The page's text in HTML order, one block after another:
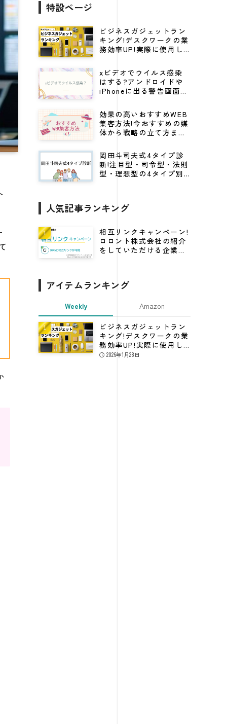
特設ページ
ビジネスガジェットラン
キング!デスクワークの業
務効率UP!実際に使用し
xビデオでウイルス感染
はする?アンドロイドや
iPhoneに出る警告画面の
説
効果の高いおすすめWEB
集客方法!今おすすめの媒
体から戦略の立て方まで
岡田斗司夫式4タイプ診
断!注目型・司令型・法則
型・理想型の4タイプ別
人気記事ランキング
相互リンクキャンペーン!
ロロント株式会社の紹介
をしていただける企業様
アイテムランキング
Weekly Amazon
ビジネスガジェットラン
キング!デスクワークの業
務効率UP!実際に使用し
てる仕事効率化グッズ
2026年1月28日